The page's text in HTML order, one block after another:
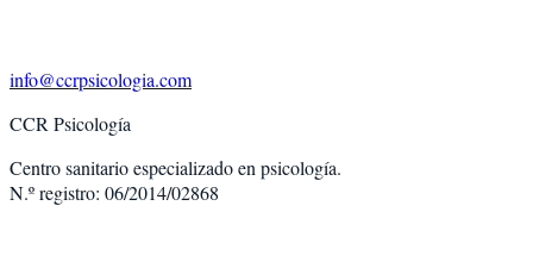
info@ccrpsicologia.com
CCR Psicología
Centro sanitario especializado en psicología.
N.º registro: 06/2014/02868